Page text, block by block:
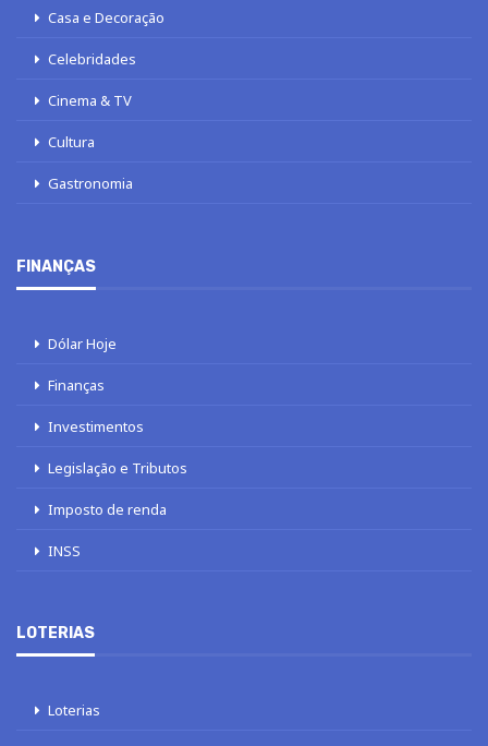
Casa e Decoração
Celebridades
Cinema & TV
Cultura
Gastronomia
FINANÇAS
Dólar Hoje
Finanças
Investimentos
Legislação e Tributos
Imposto de renda
INSS
LOTERIAS
Loterias